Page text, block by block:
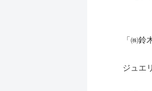
「㈱鈴
ジュエ